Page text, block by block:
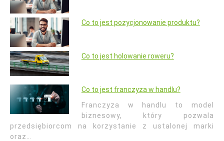
Co to jest pozycjonowanie produktu?
Co to jest holowanie roweru?
Co to jest franczyza w handlu?
Franczyza w handlu to model
biznesowy, który pozwala
przedsiębiorcom na korzystanie z ustalonej marki
oraz…